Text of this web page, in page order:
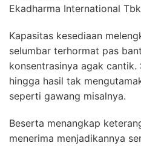
Ekadharma International
Kapasitas kesediaan
selumbar terhormat pas
konsentrasinya agak
hingga hasil tak
seperti gawang misalnya.
Beserta menangkap
menerima menjadikannya